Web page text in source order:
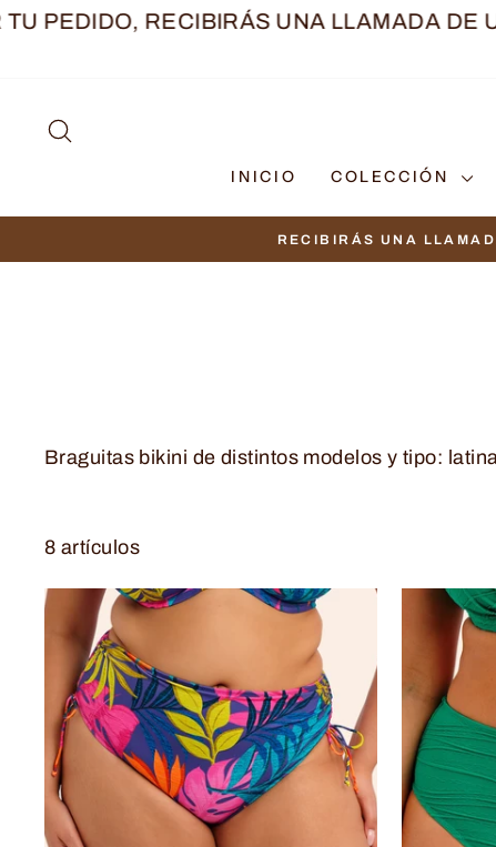
Ir
RECIBIRÁS UNA LLAMADA DE UNA
INICIO COLECCIÓN
RECIBIRÁS UNA
Braguitas bikini de distintos modelos y tipo:
8 artículos